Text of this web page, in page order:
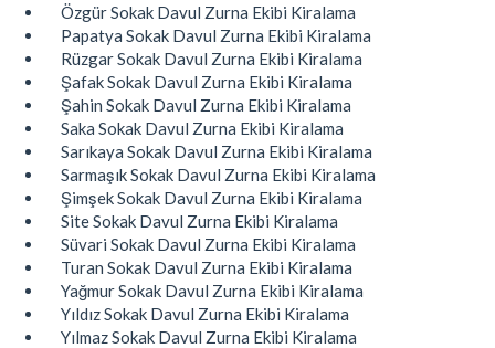
Özgür Sokak Davul Zurna Ekibi Kiralama
Papatya Sokak Davul Zurna Ekibi Kiralama
Rüzgar Sokak Davul Zurna Ekibi Kiralama
Şafak Sokak Davul Zurna Ekibi Kiralama
Şahin Sokak Davul Zurna Ekibi Kiralama
Saka Sokak Davul Zurna Ekibi Kiralama
Sarıkaya Sokak Davul Zurna Ekibi Kiralama
Sarmaşık Sokak Davul Zurna Ekibi Kiralama
Şimşek Sokak Davul Zurna Ekibi Kiralama
Site Sokak Davul Zurna Ekibi Kiralama
Süvari Sokak Davul Zurna Ekibi Kiralama
Turan Sokak Davul Zurna Ekibi Kiralama
Yağmur Sokak Davul Zurna Ekibi Kiralama
Yıldız Sokak Davul Zurna Ekibi Kiralama
Yılmaz Sokak Davul Zurna Ekibi Kiralama